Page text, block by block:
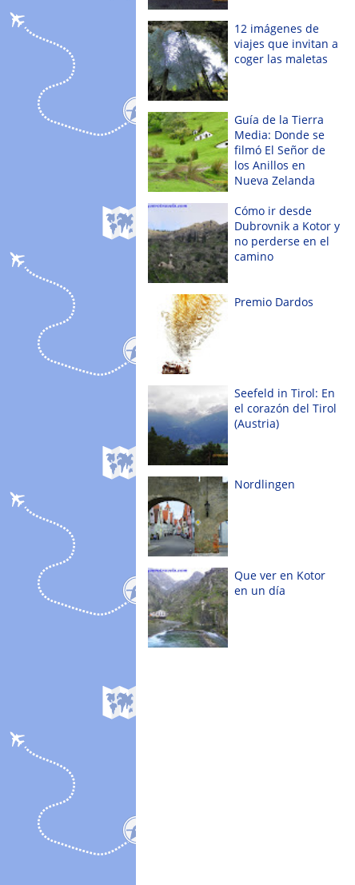
12 imágenes de
viajes que invitan a
coger las maletas
Guía de la Tierra
Media: Donde se
filmó El Señor de
los Anillos en
Nueva Zelanda
Cómo ir desde
Dubrovnik a Kotor y
no perderse en el
camino
Premio Dardos
Seefeld in Tirol: En
el corazón del Tirol
(Austria)
Nordlingen
Que ver en Kotor
en un día